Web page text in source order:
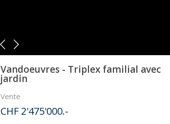
Vandoeuvres - Triplex familial avec
jardin
Vente
CHF 2'475'000.-